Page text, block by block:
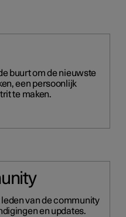
buurt om de nieuwste
een persoonlijk
te maken.
van de community
en updates.